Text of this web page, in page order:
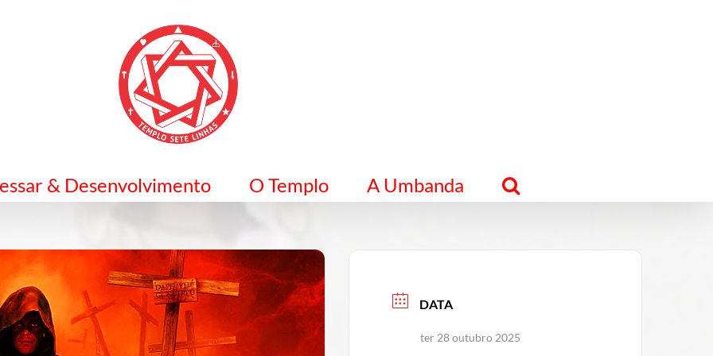
& Desenvolvimento O Templo A Umbanda
DATA
ter 28 outubro 2025